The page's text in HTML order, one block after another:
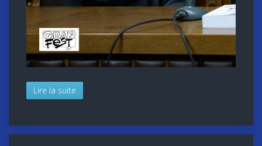
Lire la suite